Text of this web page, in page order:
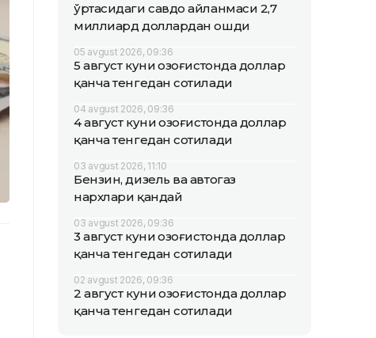
ўртасидаги савдо айланмаси 2,7
миллиард доллардан ошди
05 avgust 2026, 09:36
5 август куни Қозоғистонда доллар
қанча тенгедан сотилади
04 avgust 2026, 09:36
4 август куни Қозоғистонда доллар
қанча тенгедан сотилади
03 avgust 2026, 11:10
Бензин, дизель ва автогаз
нархлари қандай
03 avgust 2026, 09:36
3 август куни Қозоғистонда доллар
қанча тенгедан сотилади
02 avgust 2026, 09:36
2 август куни Қозоғистонда доллар
қанча тенгедан сотилади